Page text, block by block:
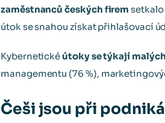
zaměstnanců českých firem setkalo
útok se snahou získat přihlašovací
Kybernetické útoky se týkají
managementu (76 %),
Češi jsou při